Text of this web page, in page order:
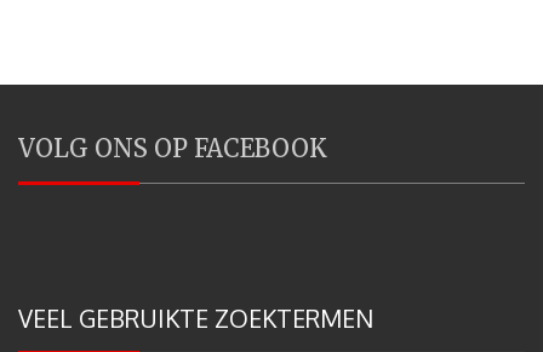
VOLG ONS OP FACEBOOK
VEEL GEBRUIKTE ZOEKTERMEN